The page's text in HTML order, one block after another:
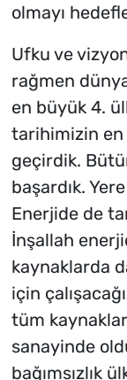
olmayı
Ufku ve
rağmen
en büyük 4.
tarihimizin
geçirdik.
başardık.
Enerjide de
İnşallah
kaynaklarda
için
tüm
sanayinde
bağımsızlık